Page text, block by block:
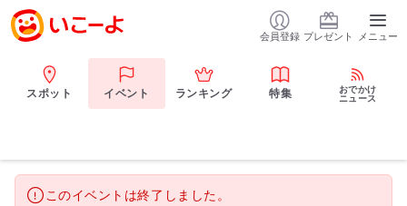
会員登録 プレゼント メニュー
スポット イベント ランキング 特集
おでかけ
ニュース
このイベントは終了しました。